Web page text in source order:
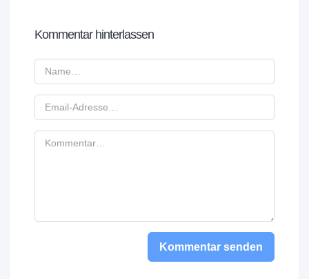
Kommentar hinterlassen
Kommentar senden